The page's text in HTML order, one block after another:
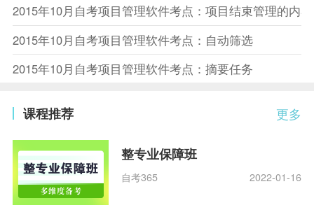
2015年10月自考项目管理软件考点：项目结束管理的内容
2015年10月自考项目管理软件考点：自动筛选
2015年10月自考项目管理软件考点：摘要任务
更多
课程推荐
整专业保障班
自考365 2022-01-16